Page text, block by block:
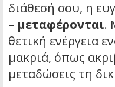
διάθεσή σου, η
– μεταφέρονται.
θετική ενέργεια
μακριά, όπως
μεταδώσεις τη